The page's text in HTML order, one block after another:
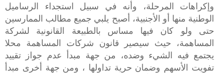
وإكراهات المرحلة، وأنه في سبيل استجداء الرساميل
الوطنية منها أو الأجنبية، أصبح يلبي جميع مطالب الممارسين
حتى ولو كان فيها مساس بالطبيعة القانونية لشركة
المساهمة، حيث سيصير قانون شركات المساهمة محلا
يجتمع فيه الشيء وضده، من جهة مبدأ عدم جواز تقييد
تفويت الأسهم وضمان حرية تداولها ، ومن جهة أخرى مبدأ